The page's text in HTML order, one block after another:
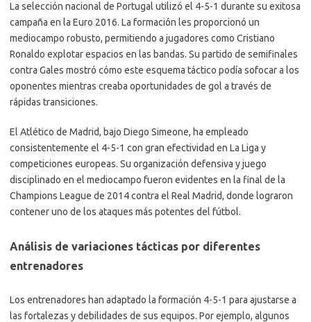
La selección nacional de Portugal utilizó el 4-5-1 durante su exitosa
campaña en la Euro 2016. La formación les proporcionó un
mediocampo robusto, permitiendo a jugadores como Cristiano
Ronaldo explotar espacios en las bandas. Su partido de semifinales
contra Gales mostró cómo este esquema táctico podía sofocar a los
oponentes mientras creaba oportunidades de gol a través de
rápidas transiciones.
El Atlético de Madrid, bajo Diego Simeone, ha empleado
consistentemente el 4-5-1 con gran efectividad en La Liga y
competiciones europeas. Su organización defensiva y juego
disciplinado en el mediocampo fueron evidentes en la final de la
Champions League de 2014 contra el Real Madrid, donde lograron
contener uno de los ataques más potentes del fútbol.
Análisis de variaciones tácticas por diferentes
entrenadores
Los entrenadores han adaptado la formación 4-5-1 para ajustarse a
las fortalezas y debilidades de sus equipos. Por ejemplo, algunos